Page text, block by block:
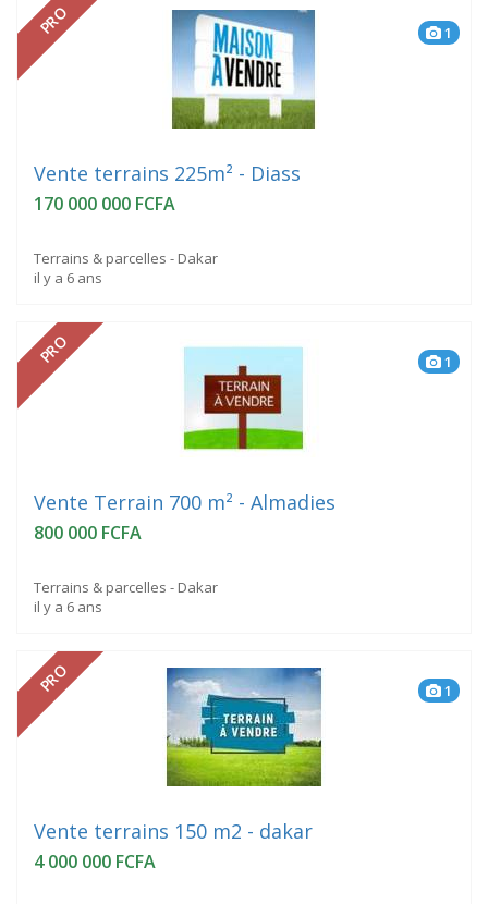
PRO 1
Vente terrains 225m² - Diass
170 000 000 FCFA
Terrains & parcelles - Dakar
il y a 6 ans
PRO 1
Vente Terrain 700 m² - Almadies
800 000 FCFA
Terrains & parcelles - Dakar
il y a 6 ans
PRO 1
Vente terrains 150 m2 - dakar
4 000 000 FCFA